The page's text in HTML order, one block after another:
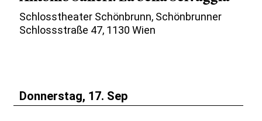
Schlosstheater Schönbrunn, Schönbrunner
Schlossstraße 47, 1130 Wien
Donnerstag, 17. Sep